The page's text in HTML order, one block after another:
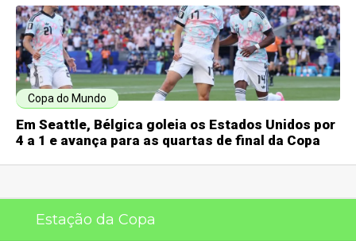
Copa do Mundo
Em Seattle, Bélgica goleia os Estados Unidos por
4 a 1 e avança para as quartas de final da Copa
Estação da Copa